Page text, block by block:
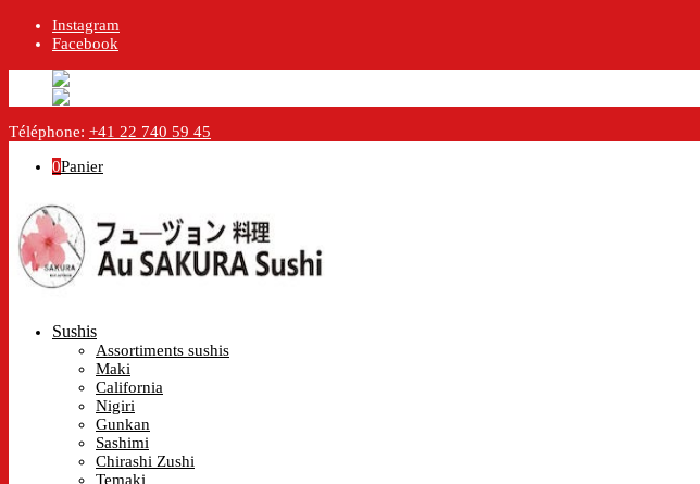
Instagram
Facebook
Téléphone: +41 22 740 59 45
0Panier
Sushis
Assortiments sushis
Maki
California
Nigiri
Gunkan
Sashimi
Chirashi Zushi
Temaki